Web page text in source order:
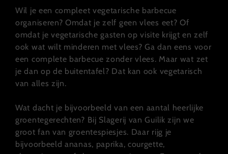
Wil je een compleet vegetarische barbecue
organiseren? Omdat je zelf geen vlees eet? Of
omdat je vegetarische gasten op visite krijgt en zelf
ook wat wilt minderen met vlees? Ga dan eens voor
een complete barbecue zonder vlees. Maar wat zet
je dan op de buitentafel? Dat kan ook vegetarisch
van alles zijn.
Wat dacht je bijvoorbeeld van een aantal heerlijke
groentegerechten? Bij Slagerij van Guilik zijn we
groot fan van groentespiesjes. Daar rijg je
bijvoorbeeld ananas, paprika, courgette,